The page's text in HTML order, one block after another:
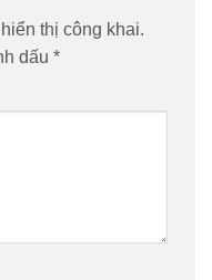
thị công khai.
dấu *